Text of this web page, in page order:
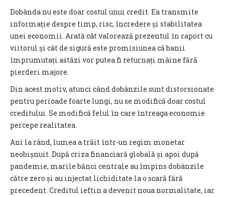
Dobânda nu este doar costul unui credit. Ea transmite
informație despre timp, risc, încredere și stabilitatea
unei economii. Arată cât valorează prezentul în raport cu
viitorul și cât de sigură este promisiunea că banii
împrumutați astăzi vor putea fi returnați mâine fără
pierderi majore.
Din acest motiv, atunci când dobânzile sunt distorsionate
pentru perioade foarte lungi, nu se modifică doar costul
creditului. Se modifică felul în care întreaga economie
percepe realitatea.
Ani la rând, lumea a trăit într-un regim monetar
neobișnuit. După criza financiară globală și apoi după
pandemie, marile bănci centrale au împins dobânzile
către zero și au injectat lichiditate la o scară fără
precedent. Creditul ieftin a devenit noua normalitate, iar